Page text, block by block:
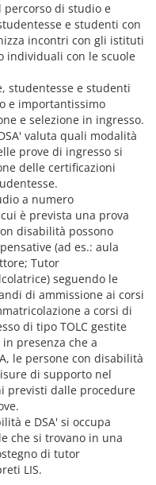
di studio e
e studenti con
incontri con gli istituti
individuali con le scuole
studentesse e studenti
e importantissimo
e selezione in ingresso.
valuta quali modalità
prove di ingresso si
delle certificazioni
a numero
è prevista una prova
disabilità possono
(ad es.: aula
Tutor
seguendo le
di ammissione ai corsi
a corsi di
di tipo TOLC gestite
presenza che a
le persone con disabilità
di supporto nel
previsti dalle procedure
e DSA' si occupa
che si trovano in una
di tutor
LIS.